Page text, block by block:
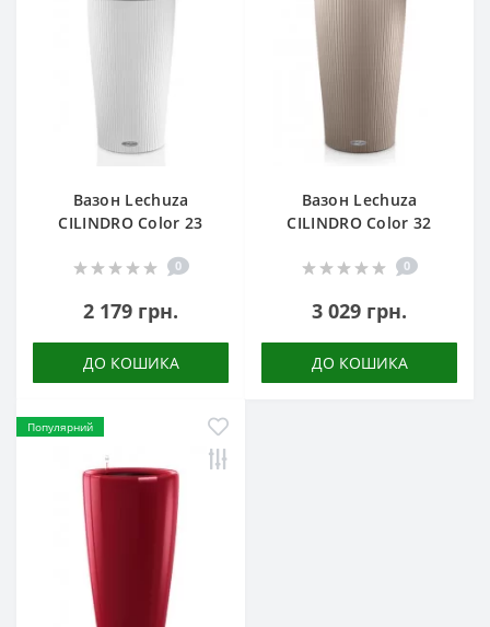
Вазон Lechuza
CILINDRO Color 23
0
2 179 грн.
ДО КОШИКА
Вазон Lechuza
CILINDRO Color 32
0
3 029 грн.
ДО КОШИКА
Популярний